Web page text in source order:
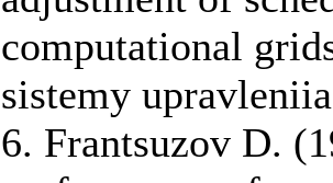
computational
sistemy
6. Frantsuzov D.